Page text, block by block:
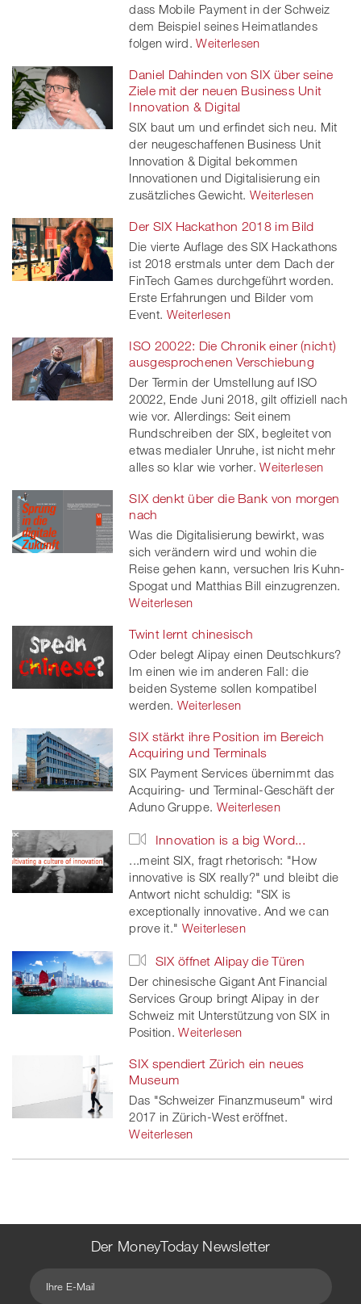
dass Mobile Payment in der Schweiz
dem Beispiel seines Heimatlandes
folgen wird. Weiterlesen
Daniel Dahinden von SIX über seine
Ziele mit der neuen Business Unit
Innovation & Digital
SIX baut um und erfindet sich neu. Mit
der neugeschaffenen Business Unit
Innovation & Digital bekommen
Innovationen und Digitalisierung ein
zusätzliches Gewicht. Weiterlesen
Der SIX Hackathon 2018 im Bild
Die vierte Auflage des SIX Hackathons
ist 2018 erstmals unter dem Dach der
FinTech Games durchgeführt worden.
Erste Erfahrungen und Bilder vom
Event. Weiterlesen
ISO 20022: Die Chronik einer (nicht)
ausgesprochenen Verschiebung
Der Termin der Umstellung auf ISO
20022, Ende Juni 2018, gilt offiziell nach
wie vor. Allerdings: Seit einem
Rundschreiben der SIX, begleitet von
etwas medialer Unruhe, ist nicht mehr
alles so klar wie vorher. Weiterlesen
SIX denkt über die Bank von morgen
nach
Was die Digitalisierung bewirkt, was
sich verändern wird und wohin die
Reise gehen kann, versuchen Iris Kuhn-
Spogat und Matthias Bill einzugrenzen.
Weiterlesen
Twint lernt chinesisch
Oder belegt Alipay einen Deutschkurs?
Im einen wie im anderen Fall: die
beiden Systeme sollen kompatibel
werden. Weiterlesen
SIX stärkt ihre Position im Bereich
Acquiring und Terminals
SIX Payment Services übernimmt das
Acquiring- und Terminal-Geschäft der
Aduno Gruppe. Weiterlesen
Innovation is a big Word...
...meint SIX, fragt rhetorisch: "How
innovative is SIX really?" und bleibt die
Antwort nicht schuldig: "SIX is
exceptionally innovative. And we can
prove it." Weiterlesen
SIX öffnet Alipay die Türen
Der chinesische Gigant Ant Financial
Services Group bringt Alipay in der
Schweiz mit Unterstützung von SIX in
Position.Weiterlesen
SIX spendiert Zürich ein neues
Museum
Das "Schweizer Finanzmuseum" wird
2017 in Zürich-West eröffnet.
Weiterlesen
Der MoneyToday Newsletter